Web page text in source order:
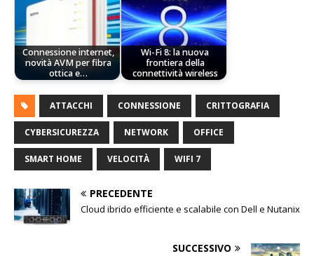
Connessione internet,
novità AVM per fibra
ottica e…
Wi-Fi 8: la nuova
frontiera della
connettività wireless
ATTACCHI CONNESSIONE CRITTOGRAFIA
CYBERSICUREZZA NETWORK OFFICE
SMART HOME VELOCITÀ WIFI 7
PRECEDENTE
Cloud ibrido efficiente e scalabile con Dell e Nutanix
SUCCESSIVO